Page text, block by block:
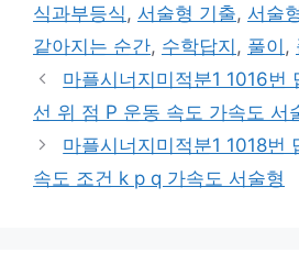
식과부등식 , 서술형 기출, 서술
같아지는 순간, 수학답지 , 풀이 ,
마플시너지미적분1 1016번
선 위 점 P 운동 속도 가속도 서
마플시너지미적분1 1018번
속도 조건 k p q 가속도 서술형